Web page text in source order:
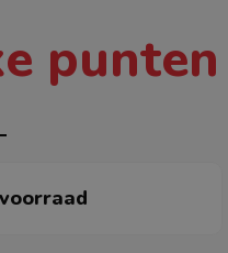
punten